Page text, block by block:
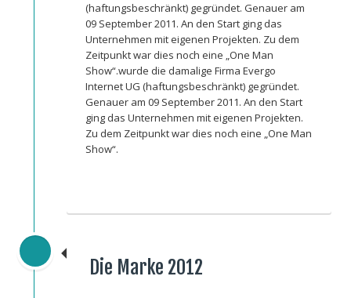
(haftungsbeschränkt) gegründet. Genauer am
09 September 2011. An den Start ging das
Unternehmen mit eigenen Projekten. Zu dem
Zeitpunkt war dies noch eine „One Man
Show“.wurde die damalige Firma Evergo
Internet UG (haftungsbeschränkt) gegründet.
Genauer am 09 September 2011. An den Start
ging das Unternehmen mit eigenen Projekten.
Zu dem Zeitpunkt war dies noch eine „One Man
Show“.
Die Marke 2012